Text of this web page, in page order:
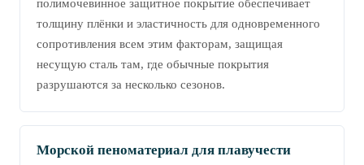
полимочевинное защитное покрытие обеспечивает
толщину плёнки и эластичность для одновременного
сопротивления всем этим факторам, защищая
несущую сталь там, где обычные покрытия
разрушаются за несколько сезонов.
Морской пеноматериал для плавучести